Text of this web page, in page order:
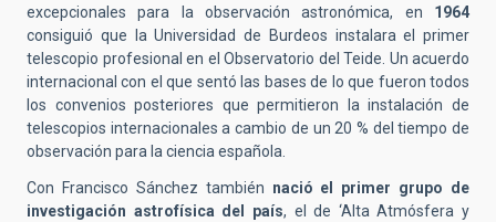
excepcionales para la observación astronómica, en 1964
consiguió que la Universidad de Burdeos instalara el primer
telescopio profesional en el Observatorio del Teide. Un acuerdo
internacional con el que sentó las bases de lo que fueron todos
los convenios posteriores que permitieron la instalación de
telescopios internacionales a cambio de un 20 % del tiempo de
observación para la ciencia española.
Con Francisco Sánchez también nació el primer grupo de
investigación astrofísica del país, el de ‘Alta Atmósfera y